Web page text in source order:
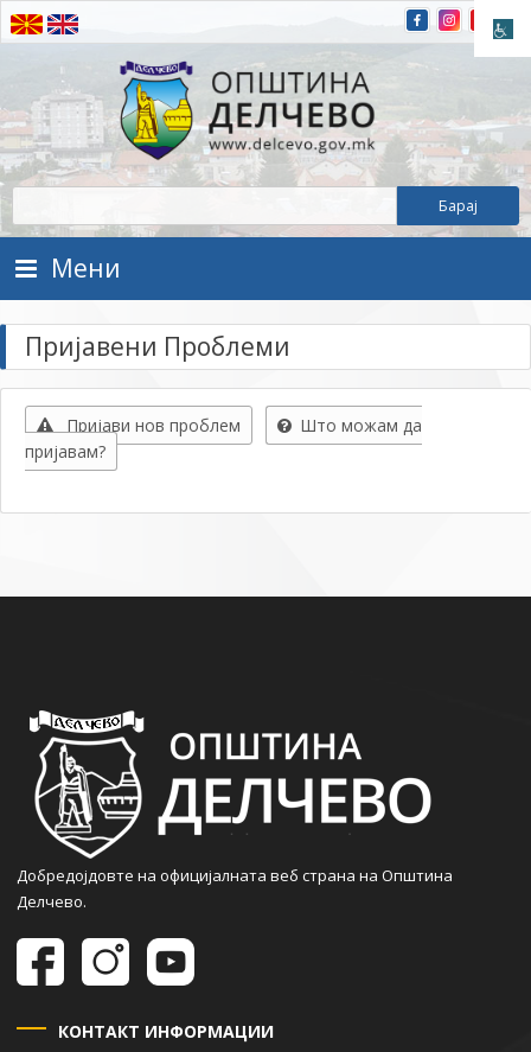
Прескокнете на содржината
Општина Делчево
Општина Делчево
Мени
Пријавени Проблеми
Пријави нов проблем
Што можам да
пријавам?
Добредојдовте на официјалната веб страна на Општина
Делчево.
КОНТАКТ ИНФОРМАЦИИ